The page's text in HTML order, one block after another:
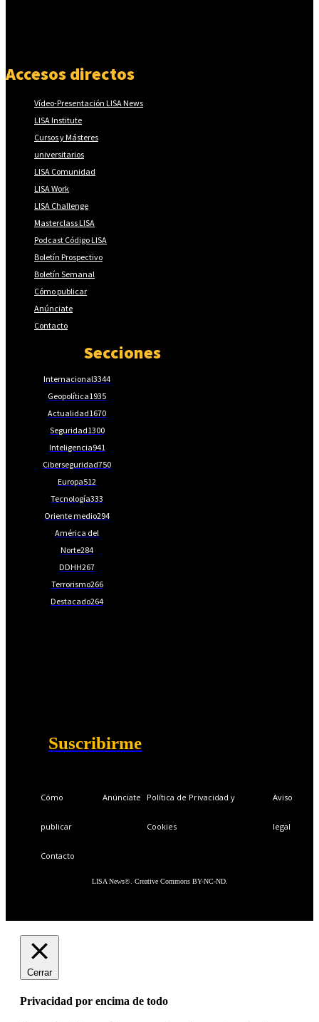
Accesos directos
Vídeo-Presentación LISA News
LISA Institute
Cursos y Másteres
universitarios
LISA Comunidad
LISA Work
LISA Challenge
Masterclass LISA
Podcast Código LISA
Boletín Prospectivo
Boletín Semanal
Cómo publicar
Anúnciate
Contacto
Secciones
Internacional3344
Geopolítica1935
Actualidad1670
Seguridad1300
Inteligencia941
Ciberseguridad750
Europa512
Tecnología333
Oriente medio294
América del
Norte284
DDHH267
Terrorismo266
Destacado264
Suscribirme
Cómo
publicar
Anúnciate Política de Privacidad y
Cookies
Aviso
legal
Contacto
LISA News©. Creative Commons BY-NC-ND.
Cerrar
Privacidad por encima de todo